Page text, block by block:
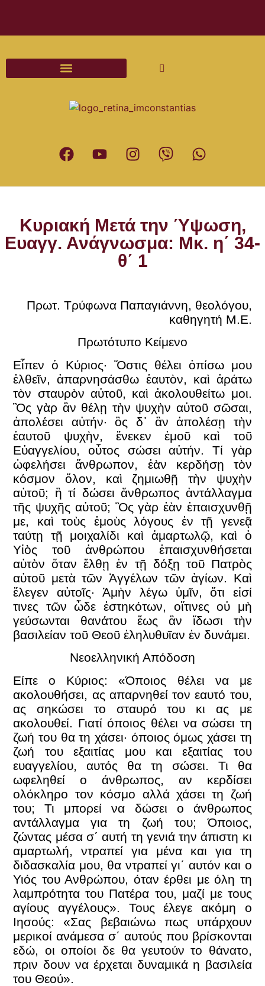
Κυριακή Μετά την Ύψωση,
Ευαγγ. Ανάγνωσμα: Μκ. η΄ 34-
θ΄ 1
Πρωτ. Τρύφωνα Παπαγιάννη, θεολόγου,
καθηγητή Μ.Ε.
Πρωτότυπο Κείμενο
Εἶπεν ὁ Κύριος· Ὅστις θέλει ὀπίσω μου
ἐλθεῖν, ἀπαρνησάσθω ἑαυτὸν, καὶ ἀράτω
τὸν σταυρὸν αὐτοῦ, καὶ ἀκολουθείτω μοι.
Ὃς γὰρ ἂν θέλῃ τὴν ψυχὴν αὐτοῦ σῶσαι,
ἀπολέσει αὐτήν· ὃς δ᾿ ἂν ἀπολέσῃ τὴν
ἑαυτοῦ ψυχὴν, ἕνεκεν ἐμοῦ καὶ τοῦ
Εὐαγγελίου, οὗτος σώσει αὐτήν. Τί γὰρ
ὠφελήσει ἄνθρωπον, ἐὰν κερδήσῃ τὸν
κόσμον ὅλον, καὶ ζημιωθῇ τὴν ψυχὴν
αὐτοῦ; ἢ τί δώσει ἄνθρωπος ἀντάλλαγμα
τῆς ψυχῆς αὐτοῦ; Ὃς γὰρ ἐὰν ἐπαισχυνθῇ
με, καὶ τοὺς ἐμοὺς λόγους ἐν τῇ γενεᾷ
ταύτῃ τῇ μοιχαλίδι καὶ ἁμαρτωλῷ, καὶ ὁ
Υἱὸς τοῦ ἀνθρώπου ἐπαισχυνθήσεται
αὐτὸν ὅταν ἔλθῃ ἐν τῇ δόξῃ τοῦ Πατρὸς
αὐτοῦ μετὰ τῶν Ἀγγέλων τῶν ἁγίων. Καὶ
ἔλεγεν αὐτοῖς· Ἀμὴν λέγω ὑμῖν, ὅτι εἰσί
τινες τῶν ὧδε ἑστηκότων, οἵτινες οὐ μὴ
γεύσωνται θανάτου ἕως ἂν ἴδωσι τὴν
βασιλείαν τοῦ Θεοῦ ἐληλυθυῖαν ἐν δυνάμει.
Νεοελληνική Απόδοση
Είπε ο Κύριος: «Όποιος θέλει να με
ακολουθήσει, ας απαρνηθεί τον εαυτό του,
ας σηκώσει το σταυρό του κι ας με
ακολουθεί. Γιατί όποιος θέλει να σώσει τη
ζωή του θα τη χάσει· όποιος όμως χάσει τη
ζωή του εξαιτίας μου και εξαιτίας του
ευαγγελίου, αυτός θα τη σώσει. Τι θα
ωφεληθεί ο άνθρωπος, αν κερδίσει
ολόκληρο τον κόσμο αλλά χάσει τη ζωή
του; Τι μπορεί να δώσει ο άνθρωπος
αντάλλαγμα για τη ζωή του; Όποιος,
ζώντας μέσα σ΄ αυτή τη γενιά την άπιστη κι
αμαρτωλή, ντραπεί για μένα και για τη
διδασκαλία μου, θα ντραπεί γι΄ αυτόν και ο
Υιός του Ανθρώπου, όταν έρθει με όλη τη
λαμπρότητα του Πατέρα του, μαζί με τους
αγίους αγγέλους». Τους έλεγε ακόμη ο
Ιησούς: «Σας βεβαιώνω πως υπάρχουν
μερικοί ανάμεσα σ΄ αυτούς που βρίσκονται
εδώ, οι οποίοι δε θα γευτούν το θάνατο,
πριν δουν να έρχεται δυναμικά η βασιλεία
του Θεού».